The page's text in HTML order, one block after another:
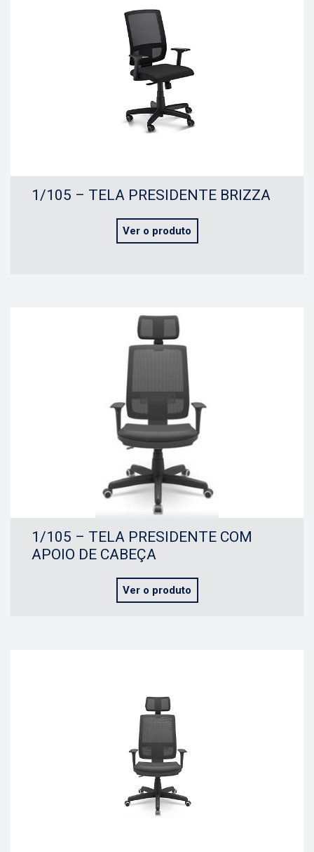
1/105 – TELA PRESIDENTE BRIZZA
Ver o produto
1/105 – TELA PRESIDENTE COM
APOIO DE CABEÇA
Ver o produto